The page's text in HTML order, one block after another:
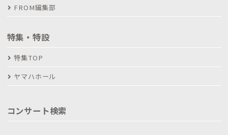
FROM編集部
特集・特設
特集TOP
ヤマハホール
コンサート検索